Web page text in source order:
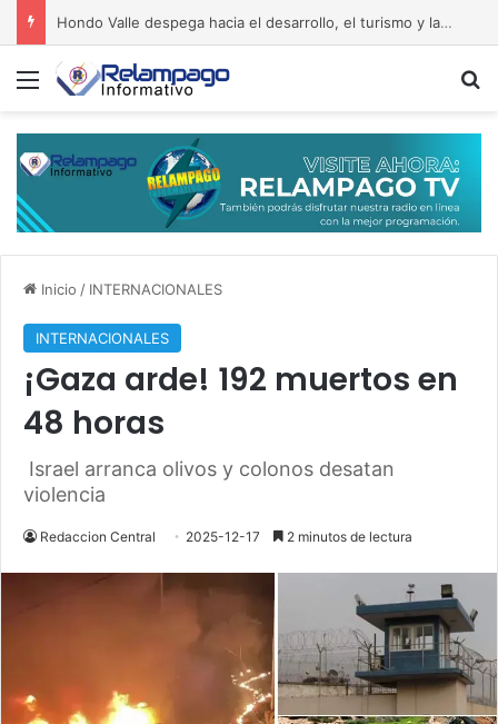
Hondo Valle despega hacia el desarrollo, el turismo y las inversiones sanas
Menú
Inicio / INTERNACIONALES
INTERNACIONALES
¡Gaza arde! 192 muertos en
48 horas
Israel arranca olivos y colonos desatan
violencia
Redaccion Central 2025-12-17 2 minutos de lectura